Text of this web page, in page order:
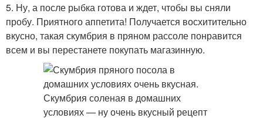
5. Ну, а после рыбка готова и ждет, чтобы вы сняли
пробу. Приятного аппетита! Получается восхитительно
вкусно, такая скумбрия в пряном рассоле понравится
всем и вы перестанете покупать магазинную.